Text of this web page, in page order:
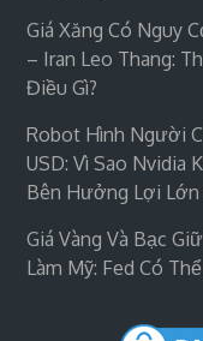
Giá Xăng Có Nguy
– Iran Leo Thang:
Điều Gì?
Robot Hình Người
USD: Vì Sao Nvidia
Bên Hưởng Lợi Lớn
Giá Vàng Và Bạc
Làm Mỹ: Fed Có